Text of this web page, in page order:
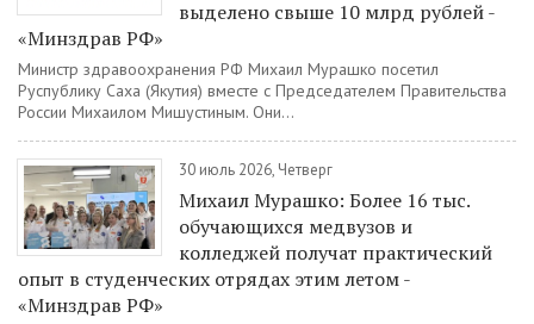
выделено свыше 10 млрд рублей -
«Минздрав РФ»
Министр здравоохранения РФ Михаил Мурашко посетил
Руспублику Саха (Якутия) вместе с Председателем Правительства
России Михаилом Мишустиным. Они...
30 июль 2026, Четверг
Михаил Мурашко: Более 16 тыс.
обучающихся медвузов и
колледжей получат практический
опыт в студенческих отрядах этим летом -
«Минздрав РФ»